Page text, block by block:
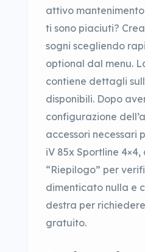
attivo
ti sono piaciuti?
sogni scegliendo
optional dal menu.
contiene dettagli
disponibili. Dopo
configurazione
accessori necessari
iV 85x Sportline 4×4,
“Riepilogo” per
dimenticato nulla e
destra per
gratuito.